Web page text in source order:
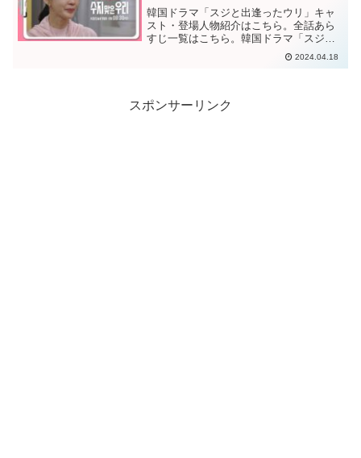
韓国ドラマ「スジと出逢ったウリ」キャ
スト・登場人物紹介はこちら。全話あら
すじ一覧はこちら。韓国ドラマ「スジが
出会ったウリ」第１３話あらすじ黄色い
マントを着ているアラを見て、実の母親
2024.04.18
スポンサーリンク